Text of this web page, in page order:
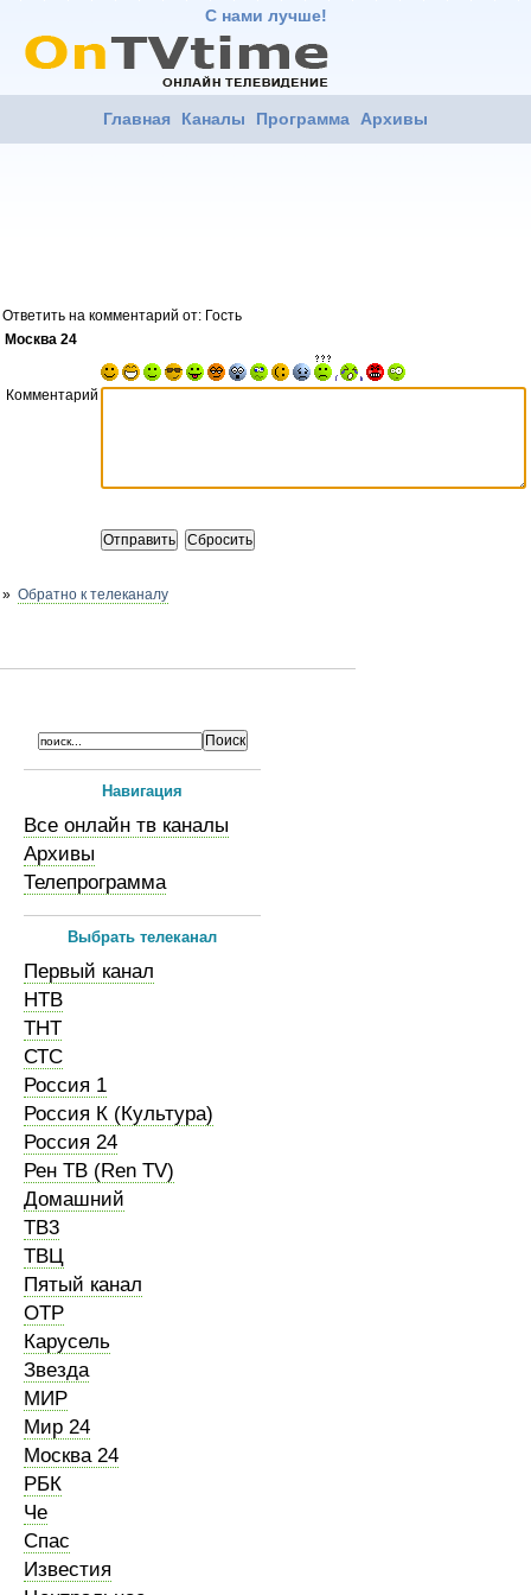
С нами лучше!
Главная Каналы Программа Архивы
Ответить на комментарий от: Гость
Москва 24
Комментарий
» Обратно к телеканалу
Навигация
Все онлайн тв каналы
Архивы
Телепрограмма
Выбрать телеканал
Первый канал
НТВ
ТНТ
СТС
Россия 1
Россия К (Культура)
Россия 24
Рен ТВ (Ren TV)
Домашний
ТВ3
ТВЦ
Пятый канал
ОТР
Карусель
Звезда
МИР
Мир 24
Москва 24
РБК
Че
Спас
Известия